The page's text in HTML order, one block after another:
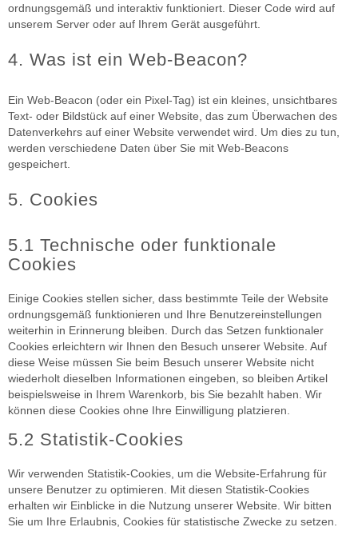
ordnungsgemäß und interaktiv funktioniert. Dieser Code wird auf
unserem Server oder auf Ihrem Gerät ausgeführt.
4. Was ist ein Web-Beacon?
Ein Web-Beacon (oder ein Pixel-Tag) ist ein kleines, unsichtbares
Text- oder Bildstück auf einer Website, das zum Überwachen des
Datenverkehrs auf einer Website verwendet wird. Um dies zu tun,
werden verschiedene Daten über Sie mit Web-Beacons
gespeichert.
5. Cookies
5.1 Technische oder funktionale
Cookies
Einige Cookies stellen sicher, dass bestimmte Teile der Website
ordnungsgemäß funktionieren und Ihre Benutzereinstellungen
weiterhin in Erinnerung bleiben. Durch das Setzen funktionaler
Cookies erleichtern wir Ihnen den Besuch unserer Website. Auf
diese Weise müssen Sie beim Besuch unserer Website nicht
wiederholt dieselben Informationen eingeben, so bleiben Artikel
beispielsweise in Ihrem Warenkorb, bis Sie bezahlt haben. Wir
können diese Cookies ohne Ihre Einwilligung platzieren.
5.2 Statistik-Cookies
Wir verwenden Statistik-Cookies, um die Website-Erfahrung für
unsere Benutzer zu optimieren. Mit diesen Statistik-Cookies
erhalten wir Einblicke in die Nutzung unserer Website. Wir bitten
Sie um Ihre Erlaubnis, Cookies für statistische Zwecke zu setzen.